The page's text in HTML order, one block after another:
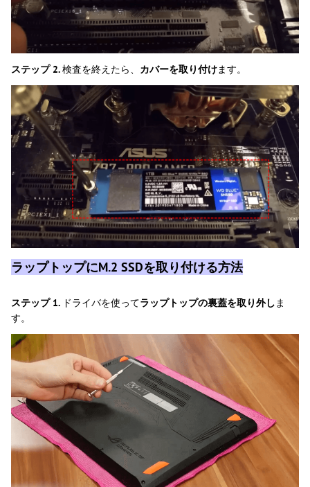
ステップ 2.検査を終えたら、 カバーを取り付けます。
ラップトップにM.2 SSDを取り付ける方法
ステップ 1. ドライバを使ってラップトップの裏蓋を取り外し ま
す。